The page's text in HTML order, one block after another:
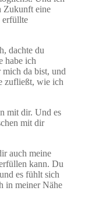
Zukunft eine
erfüllte
dachte du
habe ich
mich da bist, und
zufließt, wie ich
mit dir. Und es
mit dir
auch meine
kann. Du
es fühlt sich
in meiner Nähe